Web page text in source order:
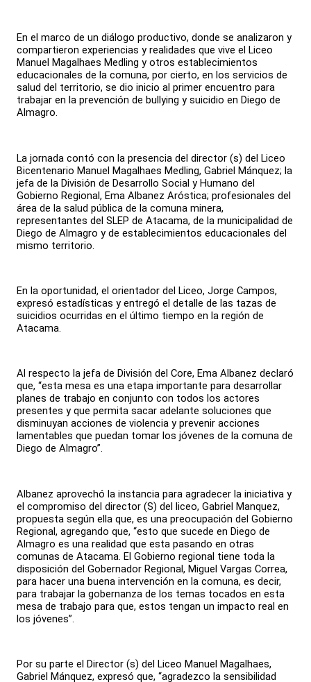
En el marco de un diálogo productivo, donde se analizaron y
compartieron experiencias y realidades que vive el Liceo
Manuel Magalhaes Medling y otros establecimientos
educacionales de la comuna, por cierto, en los servicios de
salud del territorio, se dio inicio al primer encuentro para
trabajar en la prevención de bullying y suicidio en Diego de
Almagro.
La jornada contó con la presencia del director (s) del Liceo
Bicentenario Manuel Magalhaes Medling, Gabriel Mánquez; la
jefa de la División de Desarrollo Social y Humano del
Gobierno Regional, Ema Albanez Aróstica; profesionales del
área de la salud pública de la comuna minera,
representantes del SLEP de Atacama, de la municipalidad de
Diego de Almagro y de establecimientos educacionales del
mismo territorio.
En la oportunidad, el orientador del Liceo, Jorge Campos,
expresó estadísticas y entregó el detalle de las tazas de
suicidios ocurridas en el último tiempo en la región de
Atacama.
Al respecto la jefa de División del Core, Ema Albanez declaró
que, “esta mesa es una etapa importante para desarrollar
planes de trabajo en conjunto con todos los actores
presentes y que permita sacar adelante soluciones que
disminuyan acciones de violencia y prevenir acciones
lamentables que puedan tomar los jóvenes de la comuna de
Diego de Almagro”.
Albanez aprovechó la instancia para agradecer la iniciativa y
el compromiso del director (S) del liceo, Gabriel Manquez,
propuesta según ella que, es una preocupación del Gobierno
Regional, agregando que, “esto que sucede en Diego de
Almagro es una realidad que esta pasando en otras
comunas de Atacama. El Gobierno regional tiene toda la
disposición del Gobernador Regional, Miguel Vargas Correa,
para hacer una buena intervención en la comuna, es decir,
para trabajar la gobernanza de los temas tocados en esta
mesa de trabajo para que, estos tengan un impacto real en
los jóvenes”.
Por su parte el Director (s) del Liceo Manuel Magalhaes,
Gabriel Mánquez, expresó que, “agradezco la sensibilidad